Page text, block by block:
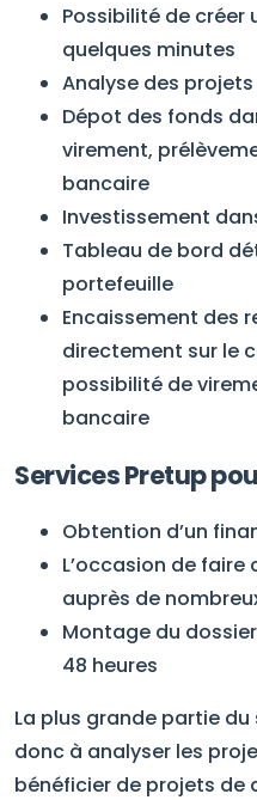
Possibilité de créer
quelques minutes
Analyse des
Dépot des fonds
virement,
bancaire
Investissement
Tableau de bord
portefeuille
Encaissement des
directement sur le
possibilité de
bancaire
Services Pretup
Obtention d’un
L’occasion de
auprès de
Montage du
48 heures
La plus grande partie
donc à analyser les
bénéficier de projets de